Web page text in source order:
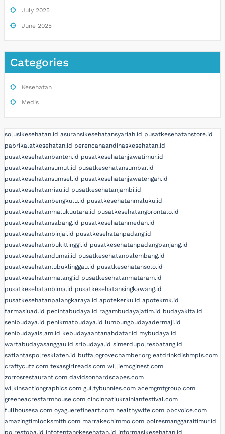
July 2025
June 2025
Categories
Kesehatan
Medis
solusikesehatan.id asuransikesehatansyariah.id pusatkesehatanstore.id
pabrikalatkesehatan.id perencanaandinaskesehatan.id
pusatkesehatanbanten.id pusatkesehatanjawatimur.id
pusatkesehatansumut.id pusatkesehatansumbar.id
pusatkesehatansumsel.id pusatkesehatanjawatengah.id
pusatkesehatanriau.id pusatkesehatanjambi.id
pusatkesehatanbengkulu.id pusatkesehatanmaluku.id
pusatkesehatanmalukuutara.id pusatkesehatangorontalo.id
pusatkesehatansabang.id pusatkesehatanmedan.id
pusatkesehatanbinjai.id pusatkesehatanpadang.id
pusatkesehatanbukittinggi.id pusatkesehatanpadangpanjang.id
pusatkesehatandumai.id pusatkesehatanpalembang.id
pusatkesehatanlubuklinggau.id pusatkesehatansolo.id
pusatkesehatanmalang.id pusatkesehatanmataram.id
pusatkesehatanbima.id pusatkesehatansingkawang.id
pusatkesehatanpalangkaraya.id apotekerku.id apotekmk.id
farmasiuad.id pecintabudaya.id ragambudayajatim.id budayakita.id
senibudaya.id penikmatbudaya.id lumbungbudayadermaji.id
senibudayaislam.id kebudayaantanahdatar.id mybudaya.id
wartabudayasanggau.id sribudaya.id simerdupolresbatang.id
satlantaspolresklaten.id buffalogrovechamber.org eatdrinkdishmpls.com
craftycutz.com texasgirlreads.com williemcginest.com
zorrosrestaurant.com davidsonhardscapes.com
wilkinsactiongraphics.com guiltybunnies.com acemgmtgroup.com
greeneacresfarmhouse.com cincinnatiukrainianfestival.com
fullhousesa.com oyaguerefineart.com healthywife.com pbcvoice.com
amazingtimlocksmith.com marrakechimmo.com polresmanggaraitimur.id
polrestoba.id infotentangkesehatan.id informasikesehatan.id